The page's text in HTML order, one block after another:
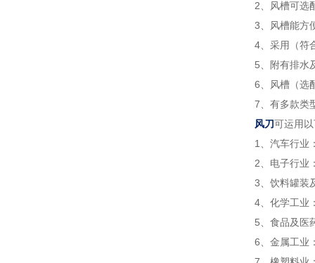
2、风槽可选
3、风槽能方
4、采用（符
5、附有排水
6、风槽（选
7、有多款类
风刀可运用
1、汽车行业
2、电子行业
3、饮料罐装
4、化学工业
5、食品及医
6、金属工业